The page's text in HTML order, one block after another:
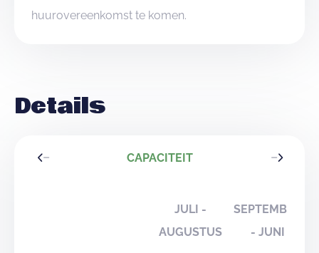
huurovereenkomst te komen.
Details
CAPACITEIT
JULI -
AUGUSTUS
SEPTEMBER
- JUNI